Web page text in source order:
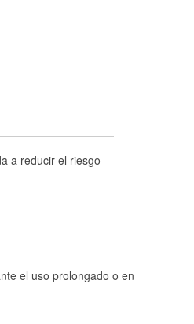
a reducir el riesgo
el uso prolongado o en